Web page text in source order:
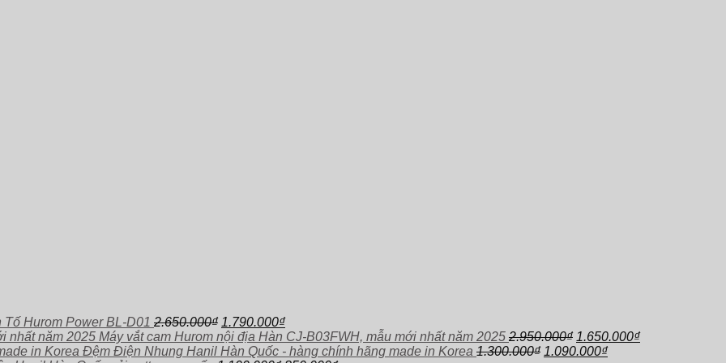
Tố Hurom Power BL-D01 2.650.000₫ Giá
gốc
là:
1.790.000₫Giá
hiện
tại
Máy vắt cam Hurom nội địa Hàn CJ-B03FWH, mẫu mới nhất năm 2025 2.950.000₫ Giá
gốc
1.650.000₫Giá
Đệm Điện Nhung Hanil Hàn Quốc - hàng chính hãng made in Korea 1.300.000₫ Giá
1.090.000₫Giá